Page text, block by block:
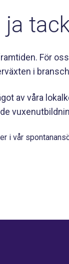
För
i
av våra
i vår